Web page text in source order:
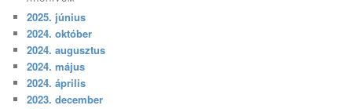
2025. június
2024. október
2024. augusztus
2024. május
2024. április
2023. december